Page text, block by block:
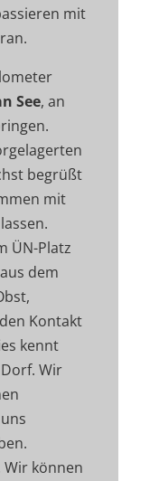
mit
See, an
begrüßt
mit
ÜN-Platz
dem
Kontakt
kennt
Wir
können